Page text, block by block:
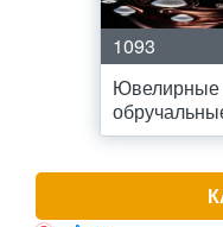
1093
Ювелирные